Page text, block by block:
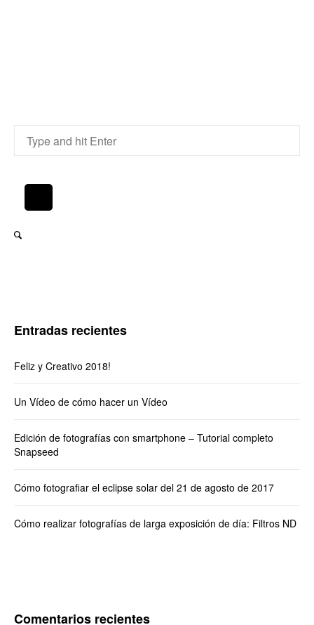
Entradas recientes
Feliz y Creativo 2018!
Un Vídeo de cómo hacer un Vídeo
Edición de fotografías con smartphone – Tutorial completo
Snapseed
Cómo fotografiar el eclipse solar del 21 de agosto de 2017
Cómo realizar fotografías de larga exposición de día: Filtros ND
Comentarios recientes